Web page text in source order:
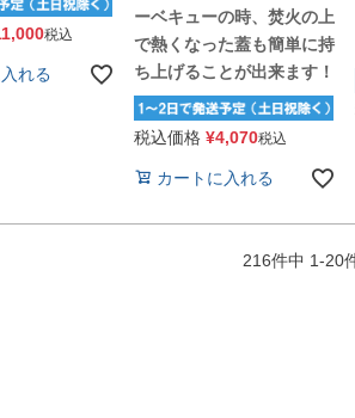
税込
れる
ーベキューの時、焚火の上
で熱くなった蓋も簡単に持
ち上げることが出来ます！
税込価格 ¥4,070税込
カートに入れる
216件中 1-20